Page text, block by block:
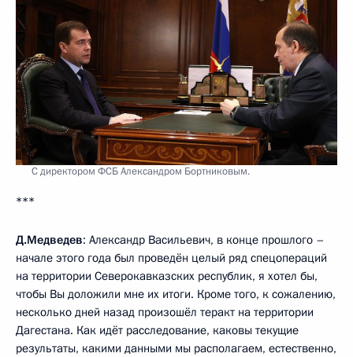
С директором ФСБ Александром Бортниковым.
***
Д.Медведев: Александр Васильевич, в конце прошлого –
начале этого года был проведён целый ряд спецопераций
на территории Северокавказских республик, я хотел бы,
чтобы Вы доложили мне их итоги. Кроме того, к сожалению,
несколько дней назад произошёл теракт на территории
Дагестана. Как идёт расследование, каковы текущие
результаты, какими данными мы располагаем, естественно,